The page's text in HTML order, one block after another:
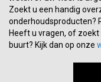
Zoekt u een handig
onderhoudsproducten?
Heeft u vragen, of zoekt
buurt? Kijk dan op onze